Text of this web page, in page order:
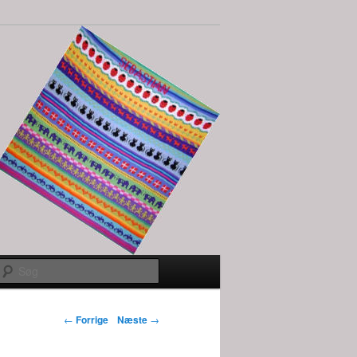
Indlægs
← Forrige Næste →